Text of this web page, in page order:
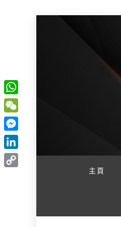
主頁
W
h
a
t
s
W
e
C
h
M
e
s
L
i